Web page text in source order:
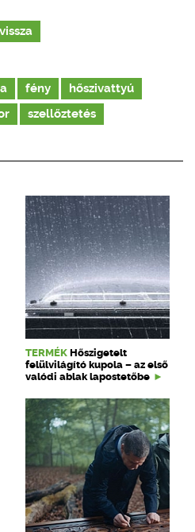
vissza
fény
hőszivattyú
szellőztetés
TERMÉK Hőszigetelt
felülvilágító kupola – az első
valódi ablak lapostetőbe